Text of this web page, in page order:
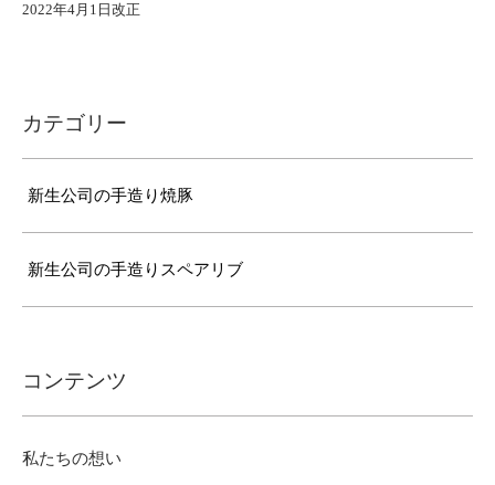
2022年4月1日改正
カテゴリー
新生公司の手造り焼豚
新生公司の手造りスペアリブ
コンテンツ
私たちの想い